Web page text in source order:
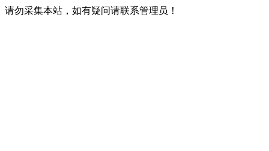
请勿采集本站，如有疑问请联系管理员！